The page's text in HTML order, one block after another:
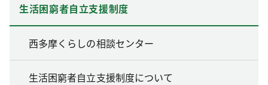
生活困窮者自立支援制度
西多摩くらしの相談センター
生活困窮者自立支援制度について